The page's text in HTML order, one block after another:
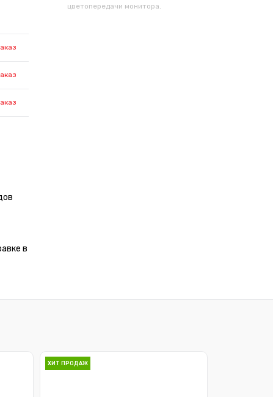
цветопередачи монитора.
в
ХИТ ПРОДАЖ